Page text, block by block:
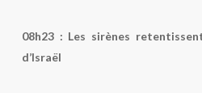
08h23 : Les sirènes
d’Israël